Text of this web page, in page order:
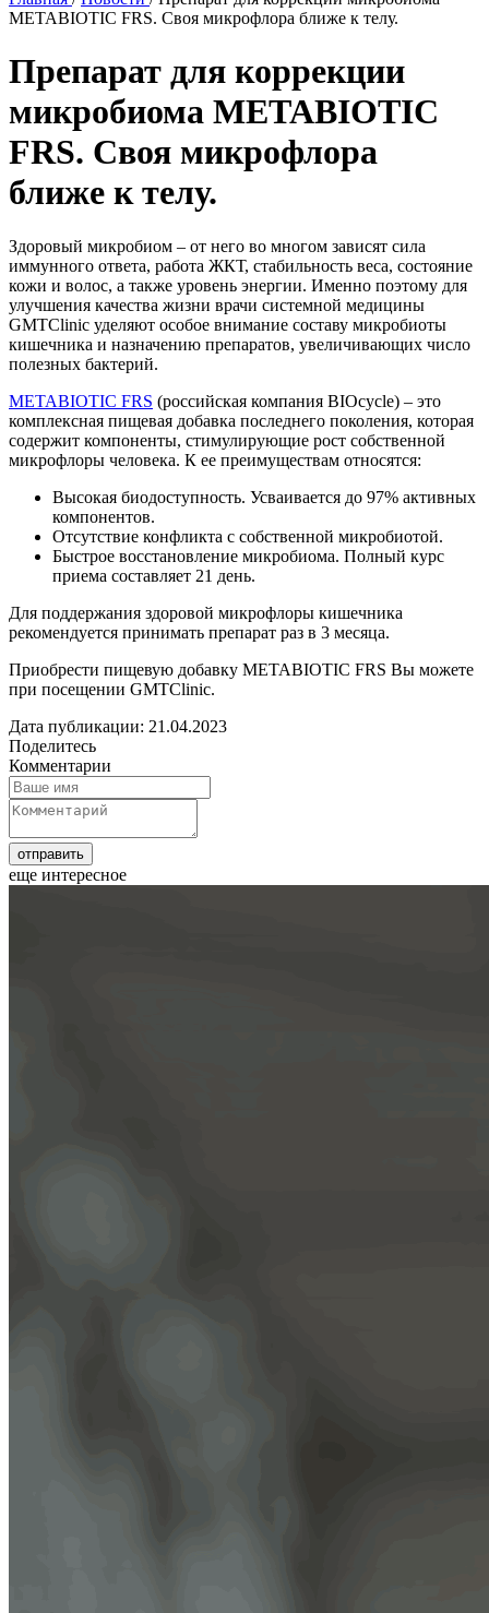
METABIOTIC FRS. Своя микрофлора ближе к телу.
Препарат для коррекции
микробиома METABIOTIC
FRS. Своя микрофлора
ближе к телу.
Здоровый микробиом – от него во многом зависят сила
иммунного ответа, работа ЖКТ, стабильность веса, состояние
кожи и волос, а также уровень энергии. Именно поэтому для
улучшения качества жизни врачи системной медицины
GMTClinic уделяют особое внимание составу микробиоты
кишечника и назначению препаратов, увеличивающих число
полезных бактерий.
METABIOTIC FRS (российская компания BIOcycle) – это
комплексная пищевая добавка последнего поколения, которая
содержит компоненты, стимулирующие рост собственной
микрофлоры человека. К ее преимуществам относятся:
Высокая биодоступность. Усваивается до 97% активных
компонентов.
Отсутствие конфликта с собственной микробиотой.
Быстрое восстановление микробиома. Полный курс
приема составляет 21 день.
Для поддержания здоровой микрофлоры кишечника
рекомендуется принимать препарат раз в 3 месяца.
Приобрести пищевую добавку METABIOTIC FRS Вы можете
при посещении GMTClinic.
Дата публикации: 21.04.2023
Поделитесь
Комментарии
еще интересное